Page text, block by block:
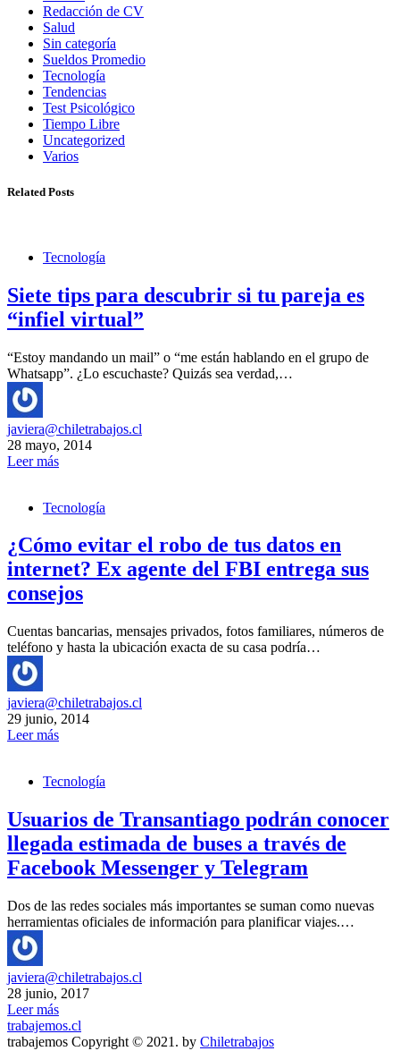
Redacción de CV
Salud
Sin categoría
Sueldos Promedio
Tecnología
Tendencias
Test Psicológico
Tiempo Libre
Uncategorized
Varios
Related Posts
Tecnología
Siete tips para descubrir si tu pareja es
“infiel virtual”
“Estoy mandando un mail” o “me están hablando en el grupo de
Whatsapp”. ¿Lo escuchaste? Quizás sea verdad,…
javiera@chiletrabajos.cl
28 mayo, 2014
Leer más
Tecnología
¿Cómo evitar el robo de tus datos en
internet? Ex agente del FBI entrega sus
consejos
Cuentas bancarias, mensajes privados, fotos familiares, números de
teléfono y hasta la ubicación exacta de su casa podría…
javiera@chiletrabajos.cl
29 junio, 2014
Leer más
Tecnología
Usuarios de Transantiago podrán conocer
llegada estimada de buses a través de
Facebook Messenger y Telegram
Dos de las redes sociales más importantes se suman como nuevas
herramientas oficiales de información para planificar viajes.…
javiera@chiletrabajos.cl
28 junio, 2017
Leer más
trabajemos.cl
trabajemos Copyright © 2021. by Chiletrabajos